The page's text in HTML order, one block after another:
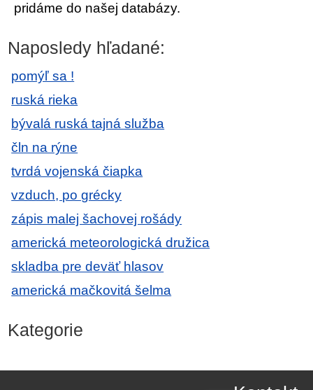
pridáme do našej databázy.
Naposledy hľadané:
pomýľ sa !
ruská rieka
bývalá ruská tajná služba
čln na rýne
tvrdá vojenská čiapka
vzduch, po grécky
zápis malej šachovej rošády
americká meteorologická družica
skladba pre deväť hlasov
americká mačkovitá šelma
Kategorie